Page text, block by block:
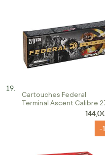
Cartouches Federal
Terminal Ascent Calibre
Wsm 136 Gr Terminal
-